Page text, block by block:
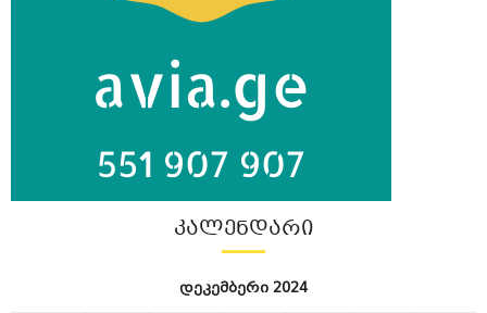
ᲙᲐᲚᲔᲜᲓᲐᲠᲘ
დეკემბერი 2024